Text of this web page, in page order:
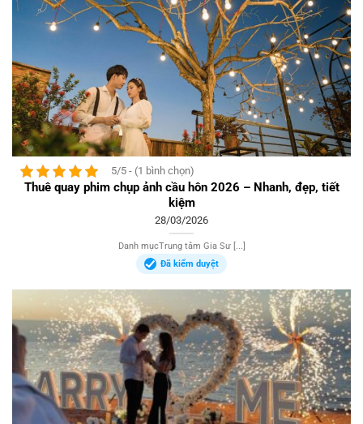
5/5 - (1 bình chọn)
Thuê quay phim chụp ảnh cầu hôn 2026 – Nhanh, đẹp, tiết
kiệm
28/03/2026
Danh mụcTrung tâm Gia Sư [...]
Đã kiểm duyệt